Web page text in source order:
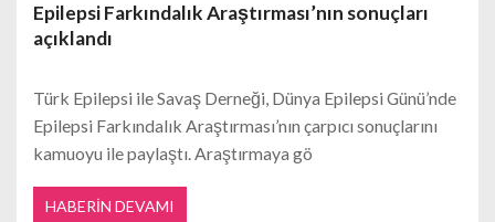
Epilepsi Farkındalık Araştırması’nın sonuçları
açıklandı
Türk Epilepsi ile Savaş Derneği, Dünya Epilepsi Günü’nde
Epilepsi Farkındalık Araştırması’nın çarpıcı sonuçlarını
kamuoyu ile paylaştı. Araştırmaya gö
HABERIN DEVAMI